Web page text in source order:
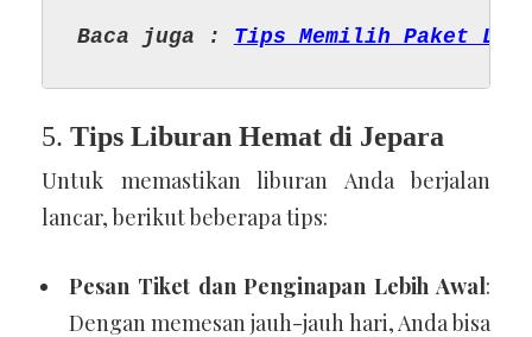
Baca juga : Tips Memilih Paket
5. Tips Liburan Hemat di Jepara
Untuk memastikan liburan Anda berjalan
lancar, berikut beberapa tips:
Pesan Tiket dan Penginapan Lebih Awal:
Dengan memesan jauh-jauh hari, Anda bisa